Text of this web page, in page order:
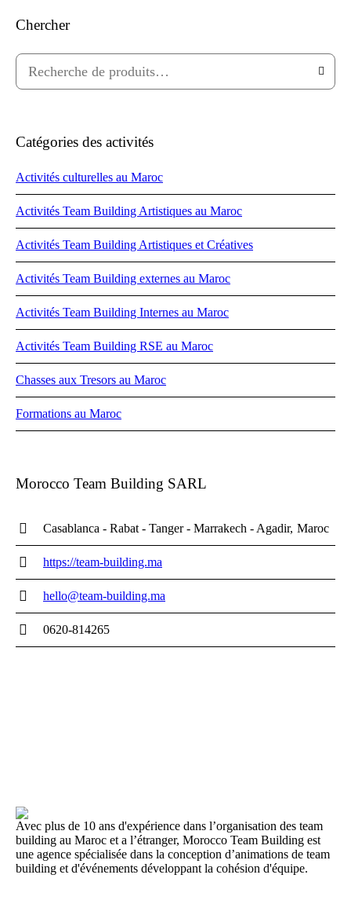
Chercher
Catégories des activités
Activités culturelles au Maroc
Activités Team Building Artistiques au Maroc
Activités Team Building Artistiques et Créatives
Activités Team Building externes au Maroc
Activités Team Building Internes au Maroc
Activités Team Building RSE au Maroc
Chasses aux Tresors au Maroc
Formations au Maroc
Morocco Team Building SARL
Casablanca - Rabat - Tanger - Marrakech - Agadir Maroc
https://team-building.ma
hello@team-building.ma
0620-814265
Avec plus de 10 ans d'expérience dans l’organisation des team
building au Maroc et a l’étranger, Morocco Team Building est
une agence spécialisée dans la conception d’animations de team
building et d'événements développant la cohésion d'équipe.